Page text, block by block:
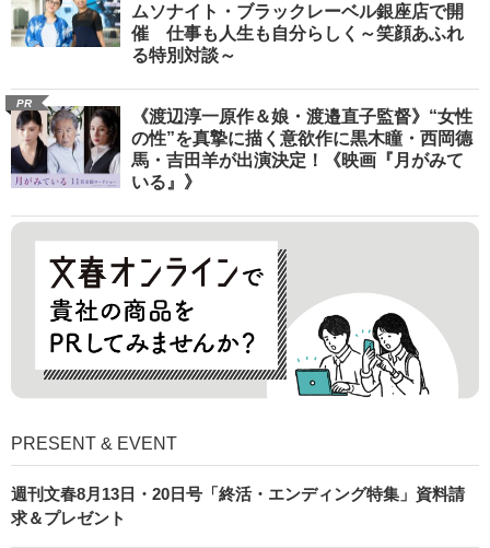
ムソナイト・ブラックレーベル銀座店で開
催 仕事も人生も自分らしく～笑顔あふれ
る特別対談～
PR
《渡辺淳一原作＆娘・渡邉直子監督》“女性
の性”を真摯に描く意欲作に黒木瞳・西岡德
馬・吉田羊が出演決定！《映画『月がみて
いる』》
PRESENT & EVENT
週刊文春8月13日・20日号「終活・エンディング特集」資料請
求＆プレゼント